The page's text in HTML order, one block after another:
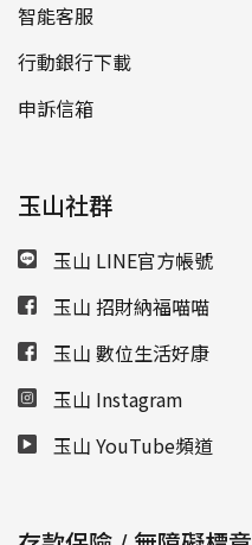
智能客服
行動銀行下載
申訴信箱
玉山社群
玉山 LINE官方帳號
玉山 招財納福喵喵
玉山 數位生活好康
玉山 Instagram
玉山 YouTube頻道